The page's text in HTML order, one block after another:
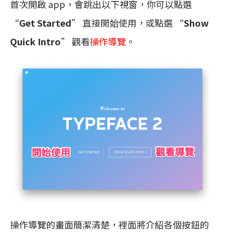
首次開啟 app，會跳出以下視窗，你可以點選
“Get Started” 直接開始使用，或點選 “Show
Quick Intro” 觀看操作導覽 。
操作導覽的畫面簡潔清楚，裡面將介紹各個按鈕的